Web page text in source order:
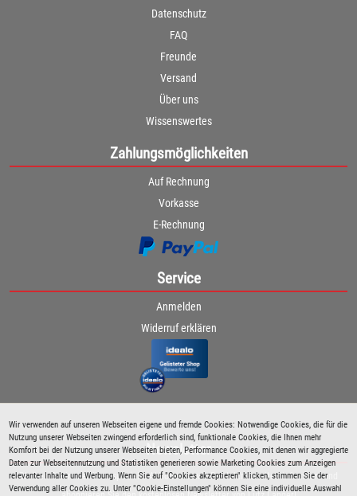
Wir verwenden auf unseren Webseiten eigene und fremde Cookies: Notwendige Cookies, die für die
Nutzung unserer Webseiten zwingend erforderlich sind, funktionale Cookies, die Ihnen mehr
Komfort bei der Nutzung unserer Webseiten bieten, Performance Cookies, mit denen wir aggregierte
Daten zur Webseitennutzung und Statistiken generieren sowie Marketing Cookies zum Anzeigen
relevanter Inhalte und Werbung. Wenn Sie auf "Cookies akzeptieren" klicken, stimmen Sie der
Verwendung aller Cookies zu. Unter "Cookie-Einstellungen" können Sie eine individuelle Auswahl
Datenschutz
FAQ
Freunde
Versand
Über uns
Wissenswertes
Zahlungsmöglichkeiten
Auf Rechnung
Vorkasse
E-Rechnung
Service
Anmelden
Widerruf erklären
Newsletter
Bleiben Sie immer über spezielle Aktionen sowie Produktneuheiten informiert und